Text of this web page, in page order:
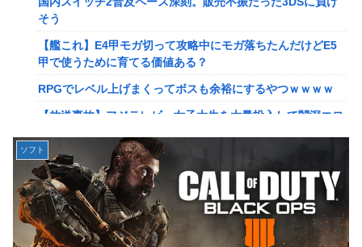
な？？？？？？？
【動画】高校生さん、文化祭でコーヒーカップを作って大盛
りあがり←なんかどっかで見たことあると話題に
【NGS】LG5「レアレンス」シリーズが強すぎると話題に
【アプグレも約束】
【ｗ】長年育てやっと蕾がつき楽しみにしてたら動物の死肉
『ゼルダの伝説』ゼルダ姫とリンクって毎回結ばれずに別の
相手と子孫を残してるって本当…？
韓国人「英メディアや海外各社も一斉に韓国サッカー協会を
巡る過去の不祥事を報道！」→「国際的な信用失墜の危
機‥」
そう
【艦これ】E4甲モガ切って攻略中にモガ落ちたんだけどE5
甲で使うために育てる価値ある？
RPGでレベル上げまくってボスも余裕にするやつｗｗｗｗ
【放送事故】フジテレビ、女子大生を大量投入して闇深エロ
【悲報】坂口杏里を家に住ませてあげた結果ｗｗｗｗ
【悲報】女性配信者「アスペの検査してみた…みんなこれわ
かるの？」
【画像】20年前のAV、キチガイすぎるwwwwww
ソフト